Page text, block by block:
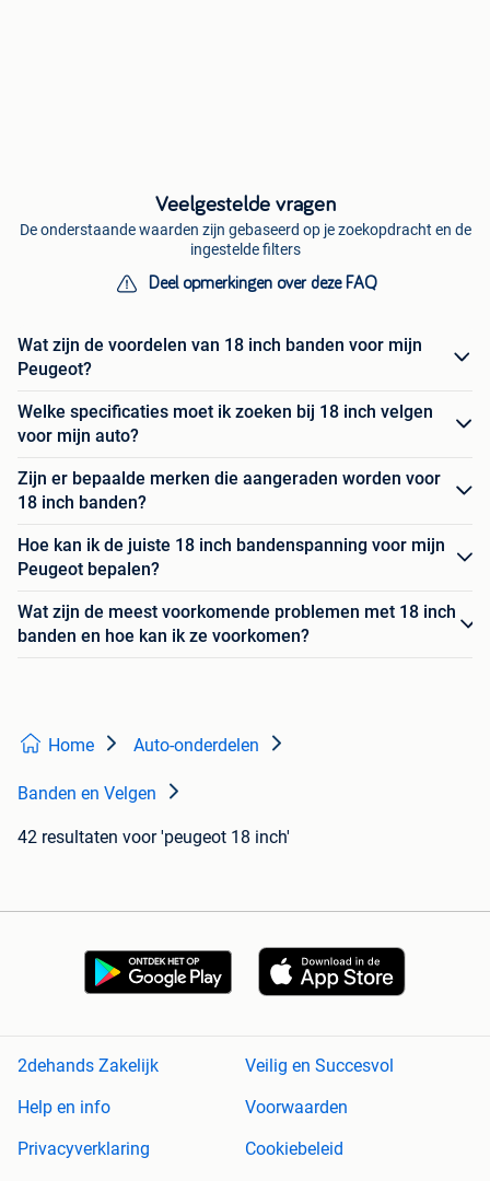
Veelgestelde vragen
De onderstaande waarden zijn gebaseerd op je zoekopdracht en de
ingestelde filters
Deel opmerkingen over deze FAQ
Wat zijn de voordelen van 18 inch banden voor mijn
Peugeot?
Welke specificaties moet ik zoeken bij 18 inch velgen
voor mijn auto?
Zijn er bepaalde merken die aangeraden worden voor
18 inch banden?
Hoe kan ik de juiste 18 inch bandenspanning voor mijn
Peugeot bepalen?
Wat zijn de meest voorkomende problemen met 18 inch
banden en hoe kan ik ze voorkomen?
Home Auto-onderdelen
Banden en Velgen
42 resultaten voor 'peugeot 18 inch'
2dehands Zakelijk
Veilig en Succesvol
Help en info
Voorwaarden
Privacyverklaring
Cookiebeleid